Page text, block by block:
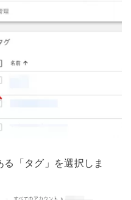
「タグ」を選択しま